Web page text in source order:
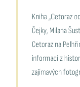
Kniha „Cetoraz
Čejky, Milana
Cetoraz na
informací z
zajímavých